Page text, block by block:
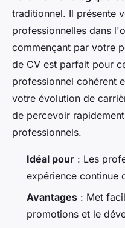
traditionnel. Il présente
professionnelles dans
commençant par votre
de CV est parfait pour
professionnel cohérent
votre évolution de
de percevoir
professionnels.
Idéal pour : Les
expérience continue
Avantages : Met
promotions et le